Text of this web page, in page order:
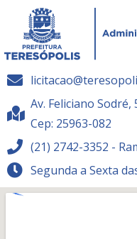
Av. Feliciano Sodré,
Cep: 25963-082
(21) 2742-3352 -
Segunda a Sexta